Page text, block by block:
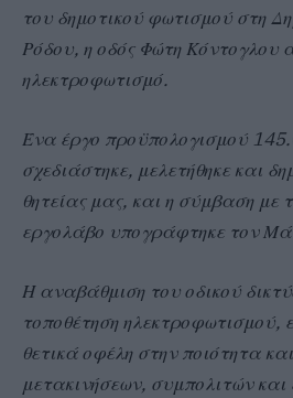
του δημοτικού φωτισμού στη
Ρόδου, η οδός Φώτη Κόντογλου
ηλεκτροφωτισμό.
Ένα έργο προϋπολογισμού
σχεδιάστηκε, μελετήθηκε και
θητείας μας, και η σύμβαση με
εργολάβο υπογράφτηκε τον
Η αναβάθμιση του οδικού
τοποθέτηση ηλεκτροφωτισμού,
θετικά οφέλη στην ποιότητα
μετακινήσεων, συμπολιτών και